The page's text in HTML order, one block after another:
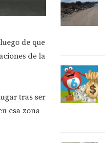
de que
de la
tras ser
esa zona